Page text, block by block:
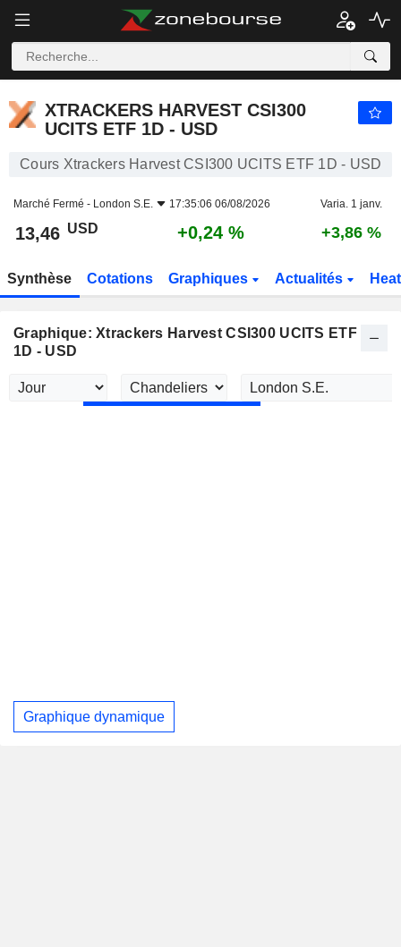
XTRACKERS HARVEST CSI300
UCITS ETF 1D - USD
Cours Xtrackers Harvest CSI300 UCITS ETF 1D - USD
Marché Fermé - London S.E. 17:35:06 06/08/2026 Varia. 1 janv.
13,46 USD +0,24 % +3,86 %
Synthèse Cotations Graphiques Actualités
Graphique: Xtrackers Harvest CSI300 UCITS ETF
1D - USD
Graphique dynamique